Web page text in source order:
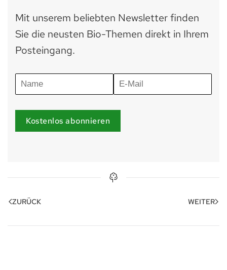
Mit unserem beliebten Newsletter finden
Sie die neusten Bio-Themen direkt in Ihrem
Posteingang.
Kostenlos abonnieren
ZURÜCK WEITER